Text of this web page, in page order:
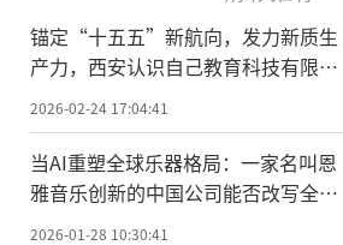
锚定“十五五”新航向，发力新质生
产力，西安认识自己教育科技有限公
司荣膺国家级科技型中小企业
2026-02-24 17:04:41
当AI重塑全球乐器格局：一家名叫恩
雅音乐创新的中国公司能否改写全球
乐器创新史？
2026-01-28 10:30:41